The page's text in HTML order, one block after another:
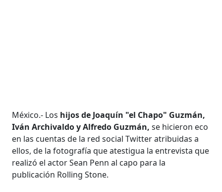
México.- Los hijos de Joaquín "el Chapo" Guzmán,
Iván Archivaldo y Alfredo Guzmán, se hicieron eco
en las cuentas de la red social Twitter atribuidas a
ellos, de la fotografía que atestigua la entrevista que
realizó el actor Sean Penn al capo para la
publicación Rolling Stone.